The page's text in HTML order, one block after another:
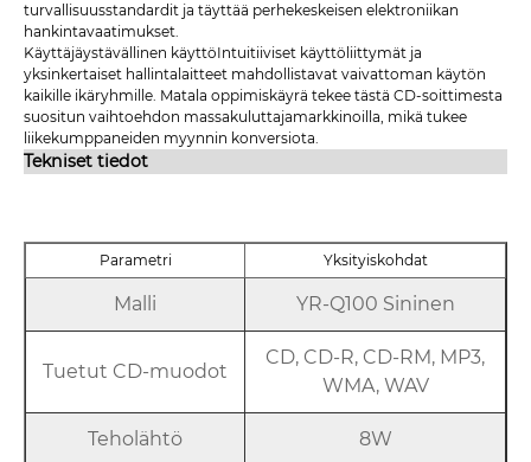
turvallisuusstandardit ja täyttää perhekeskeisen elektroniikan
hankintavaatimukset.
Käyttäjäystävällinen käyttöIntuitiiviset käyttöliittymät ja
yksinkertaiset hallintalaitteet mahdollistavat vaivattoman käytön
kaikille ikäryhmille. Matala oppimiskäyrä tekee tästä CD-soittimesta
suositun vaihtoehdon massakuluttajamarkkinoilla, mikä tukee
liikekumppaneiden myynnin konversiota.
Tekniset tiedot
Parametri Yksityiskohdat
Malli YR-Q100 Sininen
Tuetut CD-muodot
CD, CD-R, CD-RM, MP3,
WMA, WAV
Teholähtö 8W